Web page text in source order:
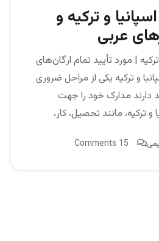
و ترکیه و
عربی
| مورد تأیید تمام ارگان‌های
و ترکیه یکی از مراحل ضروری
دارند مدارک خود را جهت
ترکیه، مانند تحصیل، کار،
15 Comments